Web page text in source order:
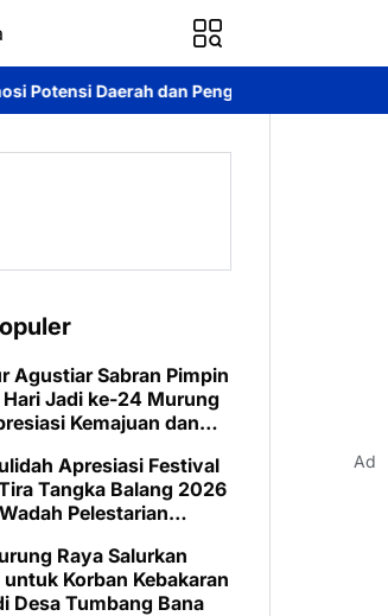
Ekonomi Lokal Kontingen Pramuka
Agustiar Sabran Pimpin
Hari Jadi ke-24 Murung
Kemajuan dan
Apresiasi Festival
Tangka Balang 2026
Pelestarian
Raya Salurkan
Korban Kebakaran
Desa Tumbang Bana
Ad